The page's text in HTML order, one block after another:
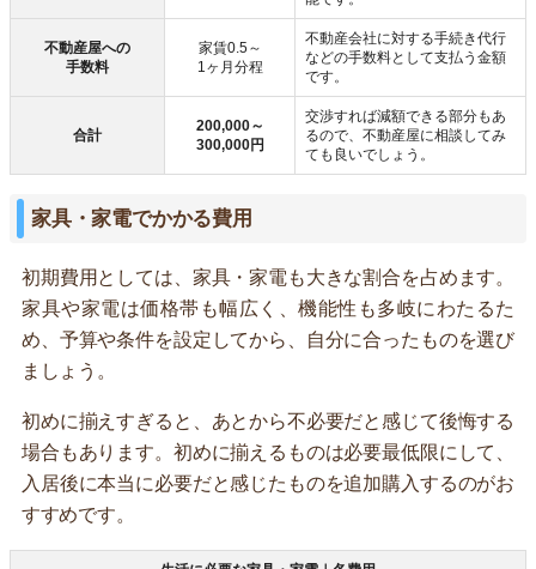
不動産屋への
手数料
家賃0.5～
1ヶ月分程
不動産会社に対する手続き代行
などの手数料として支払う金額
です。
合計
200,000～
300,000円
交渉すれば減額できる部分もあ
るので、不動産屋に相談してみ
ても良いでしょう。
家具・家電でかかる費用
初期費用としては、家具・家電も大きな割合を占めます。
家具や家電は価格帯も幅広く、機能性も多岐にわたるた
め、予算や条件を設定してから、自分に合ったものを選び
ましょう。
初めに揃えすぎると、あとから不必要だと感じて後悔する
場合もあります。初めに揃えるものは必要最低限にして、
入居後に本当に必要だと感じたものを追加購入するのがお
すすめです。